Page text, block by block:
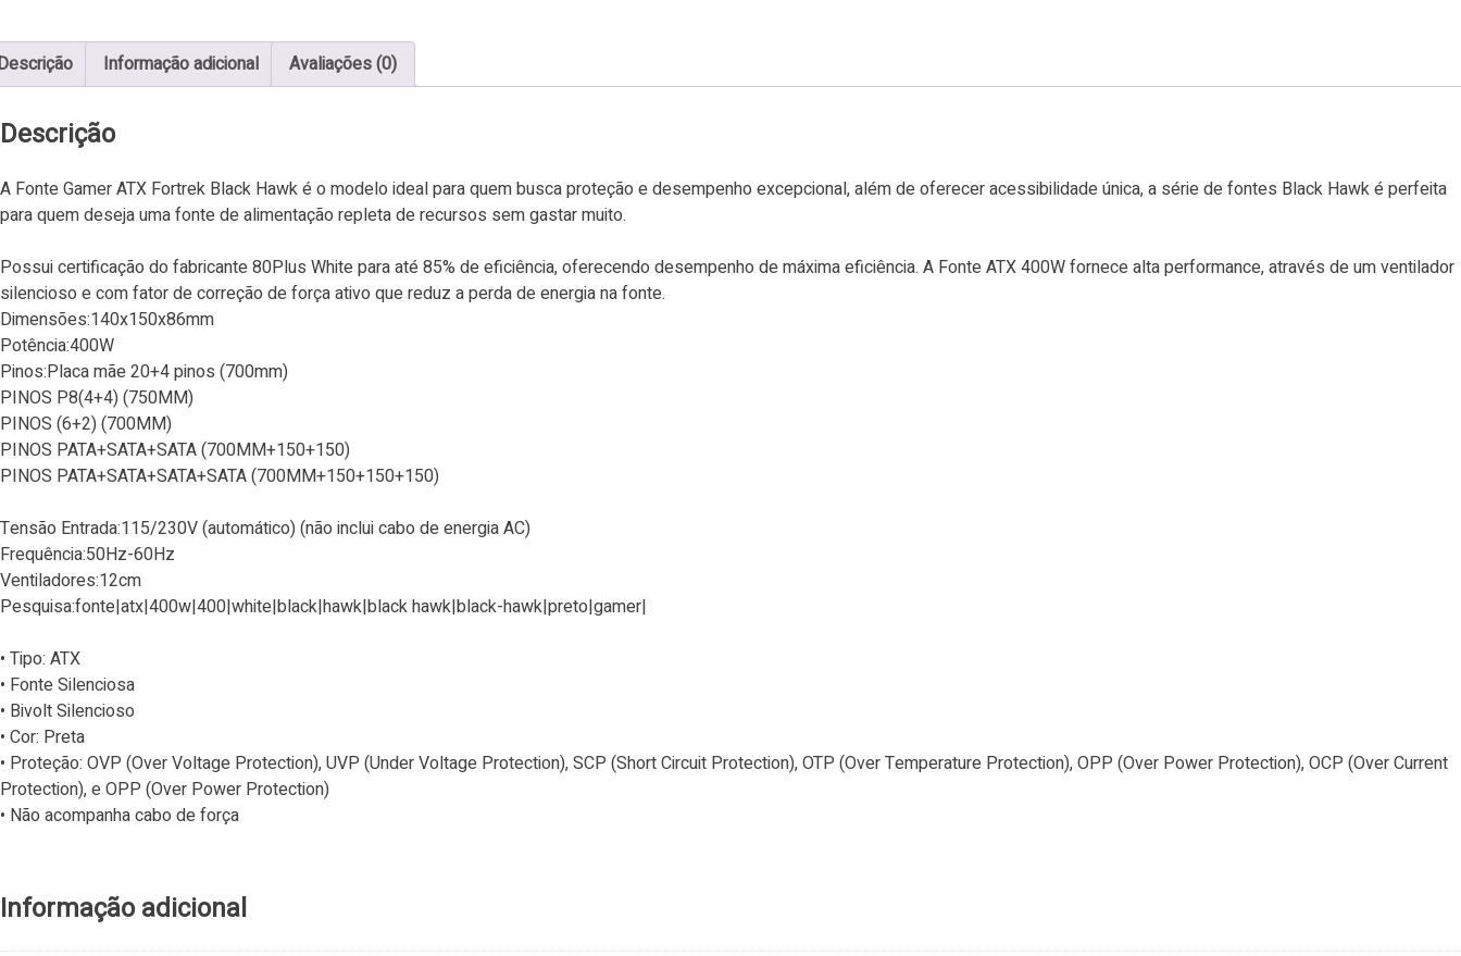
Informação adicional Avaliações (0)
Descrição
A Fonte Gamer ATX Fortrek Black Hawk é o modelo ideal para quem busca proteção e desempenho excepcional, além de oferecer acessibilidade única, a série de fontes Black Hawk é perfeita
para quem deseja uma fonte de alimentação repleta de recursos sem gastar muito.
Possui certificação do fabricante 80Plus White para até 85% de eficiência, oferecendo desempenho de máxima eficiência. A Fonte ATX 400W fornece alta performance, através de um ventilador
silencioso e com fator de correção de força ativo que reduz a perda de energia na fonte.
Dimensões:140x150x86mm
Potência:400W
Pinos:Placa mãe 20+4 pinos (700mm)
PINOS P8(4+4) (750MM)
PINOS (6+2) (700MM)
PINOS PATA+SATA+SATA (700MM+150+150)
PINOS PATA+SATA+SATA+SATA (700MM+150+150+150)
Tensão Entrada:115/230V (automático) (não inclui cabo de energia AC)
Frequência:50Hz-60Hz
Ventiladores:12cm
Pesquisa:fonte|atx|400w|400|white|black|hawk|black hawk|black-hawk|preto|gamer|
• Tipo: ATX
• Fonte Silenciosa
• Bivolt Silencioso
• Cor: Preta
• Proteção: OVP (Over Voltage Protection), UVP (Under Voltage Protection), SCP (Short Circuit Protection), OTP (Over Temperature Protection), OPP (Over Power Protection), OCP (Over Current
Protection), e OPP (Over Power Protection)
• Não acompanha cabo de força
Informação adicional